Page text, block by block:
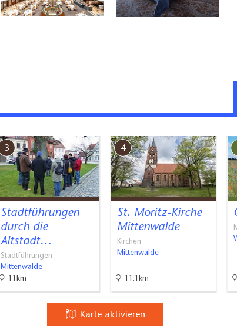
3
Stadtführungen
durch die
Altstadt…
Stadtführungen
Mittenwalde
11km
4
St. Moritz-Kirche
Mittenwalde
Kirchen
Mittenwalde
11.1km
Karte aktivieren